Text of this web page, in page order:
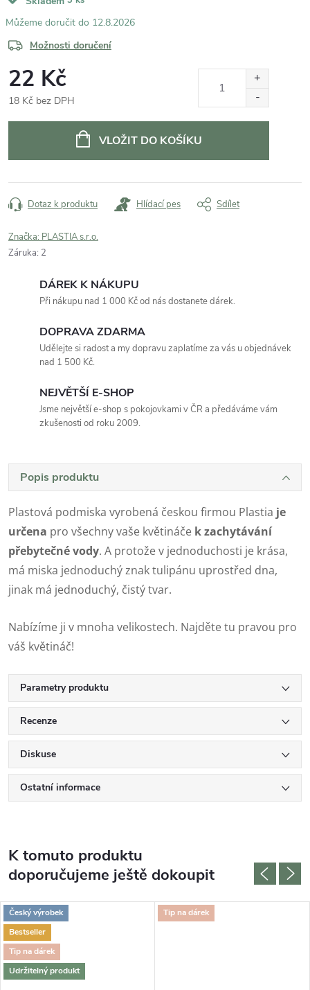
12.8.2026
Možnosti doručení
22 Kč
18 Kč bez DPH
VLOŽIT DO KOŠÍKU
Dotaz k produktu Hlídací pes Sdílet
Značka: PLASTIA s.r.o.
Záruka: 2
DÁREK K NÁKUPU
Při nákupu nad 1 000 Kč od nás dostanete dárek.
DOPRAVA ZDARMA
Udělejte si radost a my dopravu zaplatíme za vás u objednávek
nad 1 500 Kč.
NEJVĚTŠÍ E-SHOP
Jsme největší e-shop s pokojovkami v ČR a předáváme vám
zkušenosti od roku 2009.
Popis produktu
Plastová podmiska vyrobená českou firmou Plastia je
určena pro všechny vaše květináče k zachytávání
přebytečné vody. A protože v jednoduchosti je krása,
má miska jednoduchý znak tulipánu uprostřed dna,
jinak má jednoduchý, čistý tvar.
Nabízíme ji v mnoha velikostech. Najděte tu pravou pro
váš květináč!
Parametry produktu
Recenze
Diskuse
Ostatní informace
K tomuto produktu
doporučujeme ještě dokoupit
Český výrobek
Bestseller
Tip na dárek
Udržitelný produkt
Tip na dárek